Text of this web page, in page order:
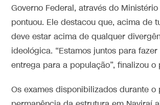
Governo Federal, através do Ministério
pontuou. Ele destacou que, acima de
deve estar acima de qualquer
ideológica. “Estamos juntos para
entrega para a população”, finalizou o
Os exames disponibilizados durante o